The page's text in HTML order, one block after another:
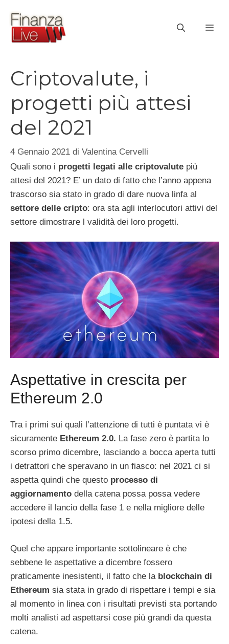
contenuto
Criptovalute, i
progetti più attesi
del 2021
4 Gennaio 2021 di Valentina Cervelli
Quali sono i progetti legati alle criptovalute più
attesi del 2021? E’ un dato di fatto che l’anno appena
trascorso sia stato in grado di dare nuova linfa al
settore delle cripto: ora sta agli interlocutori attivi del
settore dimostrare l validità dei loro progetti.
Aspettative in crescita per
Ethereum 2.0
Tra i primi sui quali l’attenzione di tutti è puntata vi è
sicuramente Ethereum 2.0. La fase zero è partita lo
scorso primo dicembre, lasciando a bocca aperta tutti
i detrattori che speravano in un fiasco: nel 2021 ci si
aspetta quindi che questo processo di
aggiornamento della catena possa possa vedere
accedere il lancio della fase 1 e nella migliore delle
ipotesi della 1.5.
Quel che appare importante sottolineare è che
sebbene le aspettative a dicembre fossero
praticamente inesistenti, il fatto che la blockchain di
Ethereum sia stata in grado di rispettare i tempi e sia
al momento in linea con i risultati previsti sta portando
molti analisti ad aspettarsi cose più grandi da questa
catena.